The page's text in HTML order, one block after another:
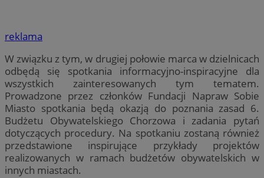
reklama
W związku z tym, w drugiej połowie marca w dzielnicach
odbędą się spotkania informacyjno-inspiracyjne dla
wszystkich zainteresowanych tym tematem.
Prowadzone przez członków Fundacji Napraw Sobie
Miasto spotkania będą okazją do poznania zasad 6.
Budżetu Obywatelskiego Chorzowa i zadania pytań
dotyczących procedury. Na spotkaniu zostaną również
przedstawione inspirujące przykłady projektów
realizowanych w ramach budżetów obywatelskich w
innych miastach.